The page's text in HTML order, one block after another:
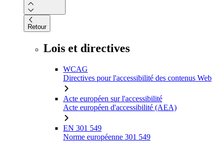
Retour
Lois et directives
WCAG
Directives pour l'accessibilité des contenus Web
Acte européen sur l'accessibilité
Acte européen d'accessibilité (AEA)
EN 301 549
Norme européenne 301 549